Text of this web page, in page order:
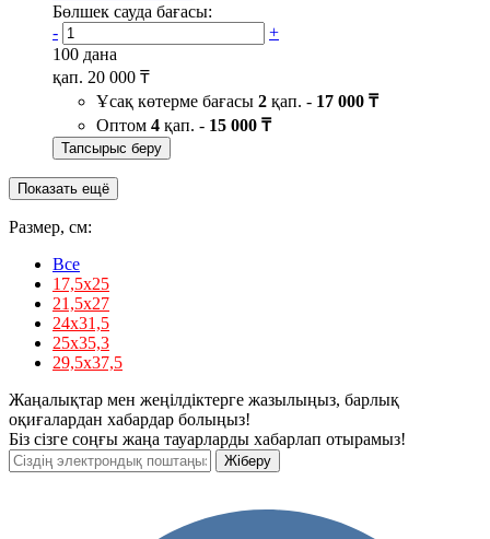
Бөлшек сауда бағасы:
-
+
100 дана
қап. 20 000 ₸
Ұсақ көтерме бағасы 2 қап. - 17 000 ₸
Оптом 4 қап. - 15 000 ₸
Тапсырыс беру
Показать ещё
Размер, см:
Все
17,5х25
21,5х27
24х31,5
25х35,3
29,5х37,5
Жаңалықтар мен жеңілдіктерге жазылыңыз, барлық
оқиғалардан хабардар болыңыз!
Біз сізге соңғы жаңа тауарларды хабарлап отырамыз!